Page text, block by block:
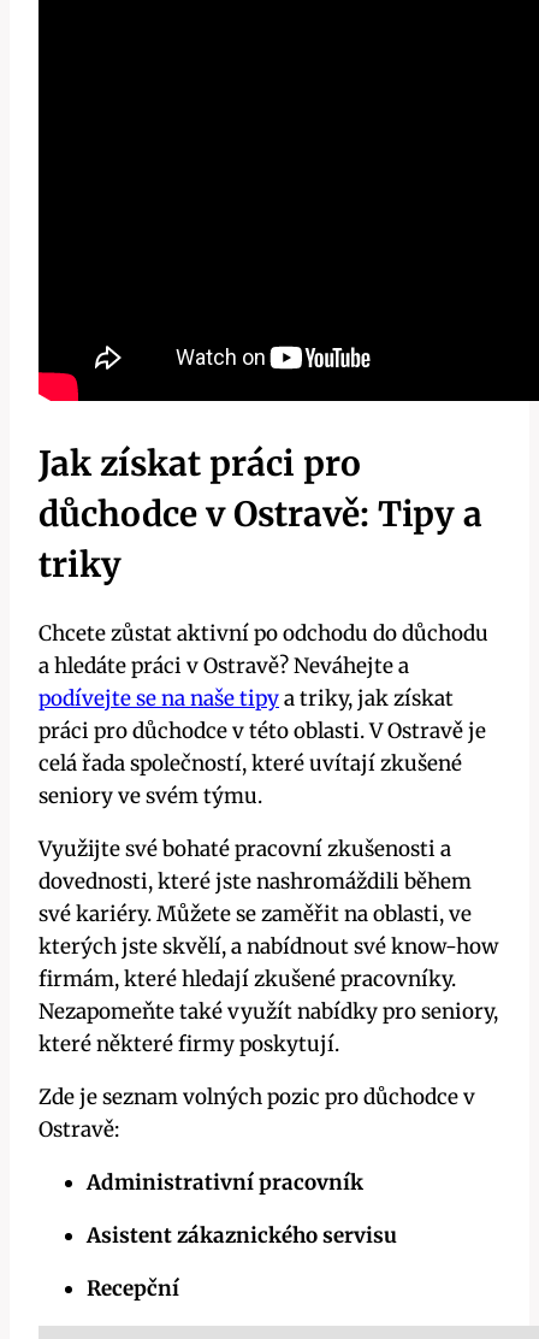
Jak získat práci pro
důchodce v Ostravě: Tipy a
triky
Chcete zůstat aktivní po odchodu do důchodu
a hledáte práci v Ostravě? Neváhejte a
podívejte se na naše tipya triky, jak získat
práci pro důchodce v této oblasti. V Ostravě je
celá řada společností, které uvítají zkušené
seniory ve svém týmu.
Využijte své bohaté pracovní zkušenosti a
dovednosti, které jste nashromáždili během
své kariéry. Můžete se zaměřit na oblasti, ve
kterých jste skvělí, a nabídnout své know-how
firmám, které hledají zkušené pracovníky.
Nezapomeňte také využít nabídky pro seniory,
které některé firmy poskytují.
Zde je seznam volných pozic pro důchodce v
Ostravě:
Administrativní pracovník
Asistent zákaznického servisu
Recepční